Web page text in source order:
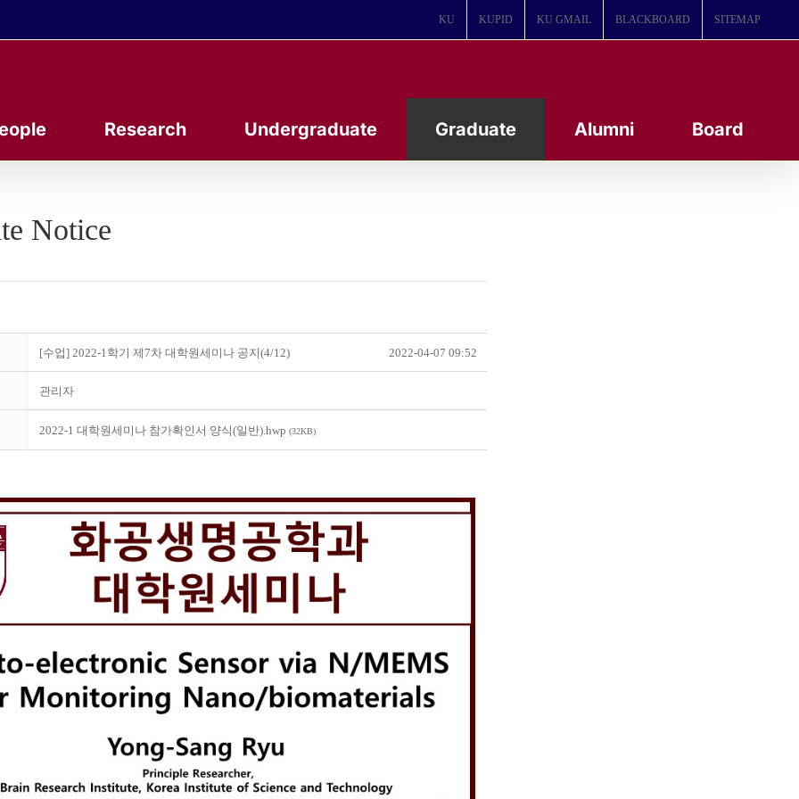
KU KUPID KU GMAIL BLACKBOARD SITEMAP
Research Undergraduate Graduate Alumni Board
Notice
[수업] 2022-1학기 제7차 대학원세미나 공지(4/12) 2022-04-07 09:52
관리자
2022-1 대학원세미나 참가확인서 양식(일반).hwp (32KB)